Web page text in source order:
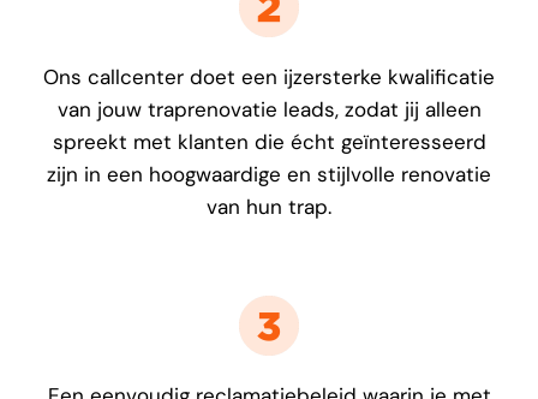
Ons callcenter doet een ijzersterke kwalificatie
van jouw traprenovatie leads, zodat jij alleen
spreekt met klanten die écht geïnteresseerd
zijn in een hoogwaardige en stijlvolle renovatie
van hun trap.